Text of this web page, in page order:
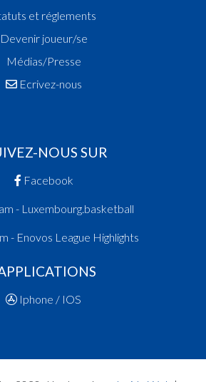
et réglements
Devenir joueur/se
Médias/Presse
Ecrivez-nous
NOUS SUR
Facebook
- Luxembourg.basketball
- Enovos League Highlights
Iphone / IOS